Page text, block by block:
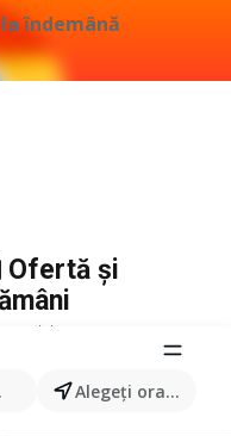
îndemână
produse... Alegeţi oraşul
Ofertă și
termen.
PENNY
Apă